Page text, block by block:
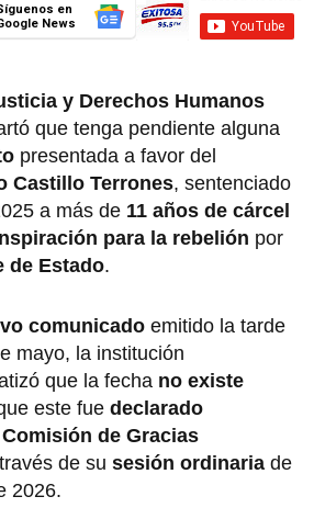
en
News
y Derechos Humanos
que tenga pendiente alguna
presentada a favor del
Castillo Terrones, sentenciado
a más de 11 años de cárcel
para la rebelión por
de Estado.
comunicado emitido la tarde
mayo, la institución
que la fecha no existe
este fue declarado
Comisión de Gracias
de su sesión ordinaria de
2026.